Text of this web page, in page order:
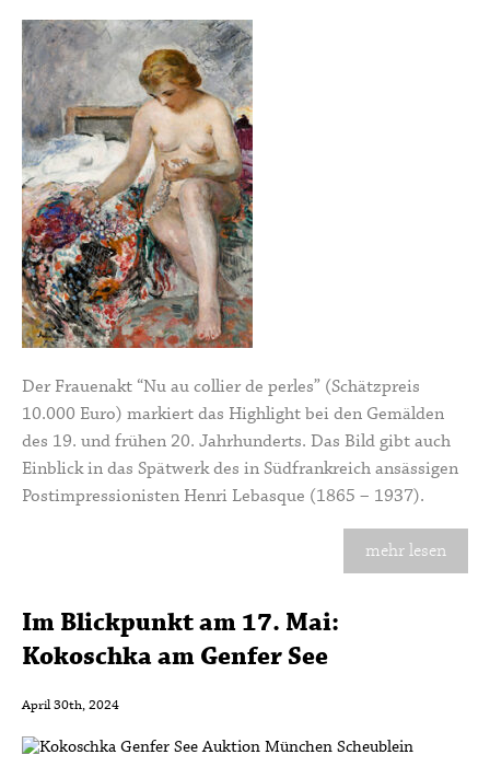
Der Frauenakt “Nu au collier de perles” (Schätzpreis
10.000 Euro) markiert das Highlight bei den Gemälden
des 19. und frühen 20. Jahrhunderts. Das Bild gibt auch
Einblick in das Spätwerk des in Südfrankreich ansässigen
Postimpressionisten Henri Lebasque (1865 – 1937).
mehr lesen
Im Blickpunkt am 17. Mai:
Kokoschka am Genfer See
April 30th, 2024